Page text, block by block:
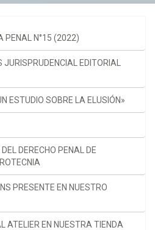
PENAL N°15 (2022)
JURISPRUDENCIAL EDITORIAL
ESTUDIO SOBRE LA ELUSIÓN»
DERECHO PENAL DE
PRESENTE EN NUESTRO
ATELIER EN NUESTRA TIENDA